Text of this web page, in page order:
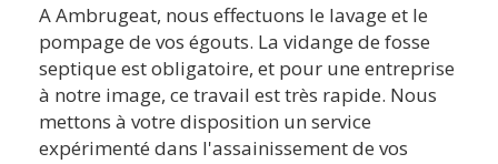
A Ambrugeat, nous effectuons le lavage et le
pompage de vos égouts. La vidange de fosse
septique est obligatoire, et pour une entreprise
à notre image, ce travail est très rapide. Nous
mettons à votre disposition un service
expérimenté dans l'assainissement de vos